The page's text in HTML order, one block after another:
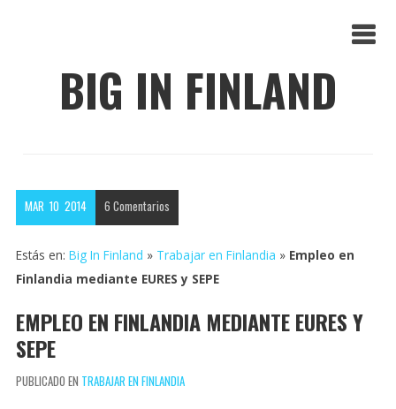
BIG IN FINLAND
MAR 10 2014 6 Comentarios
Estás en: Big In Finland » Trabajar en Finlandia » Empleo en
Finlandia mediante EURES y SEPE
EMPLEO EN FINLANDIA MEDIANTE EURES Y
SEPE
PUBLICADO EN TRABAJAR EN FINLANDIA